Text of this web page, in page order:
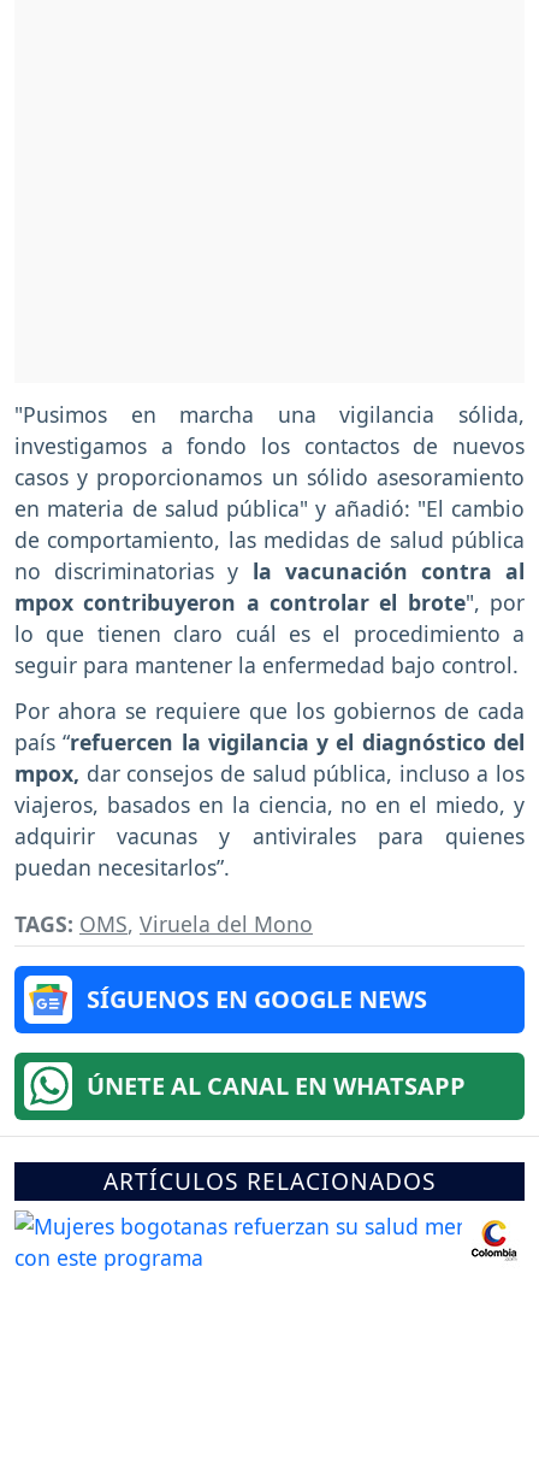
"Pusimos en marcha una vigilancia sólida,
investigamos a fondo los contactos de nuevos
casos y proporcionamos un sólido asesoramiento
en materia de salud pública" y añadió: "El cambio
de comportamiento, las medidas de salud pública
no discriminatorias y la vacunación contra al
mpox contribuyeron a controlar el brote", por
lo que tienen claro cuál es el procedimiento a
seguir para mantener la enfermedad bajo control.
Por ahora se requiere que los gobiernos de cada
país “refuercen la vigilancia y el diagnóstico del
mpox, dar consejos de salud pública, incluso a los
viajeros, basados en la ciencia, no en el miedo, y
adquirir vacunas y antivirales para quienes
puedan necesitarlos”.
TAGS: OMS, Viruela del Mono
SÍGUENOS EN GOOGLE NEWS
ÚNETE AL CANAL EN WHATSAPP
ARTÍCULOS RELACIONADOS